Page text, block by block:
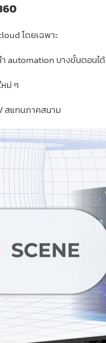
โดยเฉพาะ
automation บางขั้นตอนได้
ม่ ๆ
/ สแกนภาคสนาม